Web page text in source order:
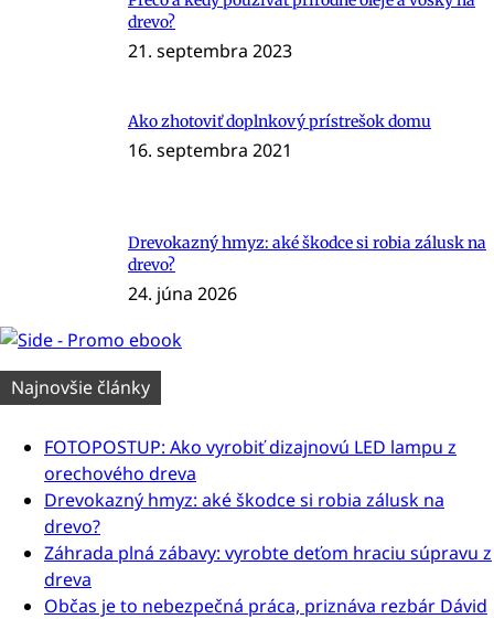
drevo?
21. septembra 2023
Ako zhotoviť doplnkový prístrešok domu
16. septembra 2021
Drevokazný hmyz: aké škodce si robia zálusk na
drevo?
24. júna 2026
Najnovšie články
FOTOPOSTUP: Ako vyrobiť dizajnovú LED lampu z
orechového dreva
Drevokazný hmyz: aké škodce si robia zálusk na
drevo?
Záhrada plná zábavy: vyrobte deťom hraciu súpravu z
dreva
Občas je to nebezpečná práca, priznáva rezbár Dávid